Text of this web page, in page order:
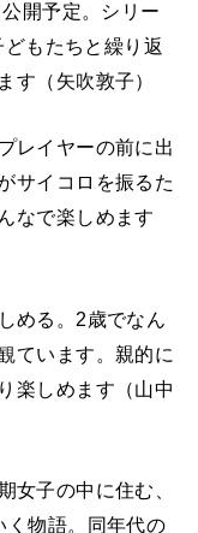
開予定。シリー
もたちと繰り返
す（矢吹敦子）
レイヤーの前に出
サイコロを振るた
なで楽しめます
める。2歳でなん
ています。親的に
楽しめます（山中
女子の中に住む、
く物語。同年代の